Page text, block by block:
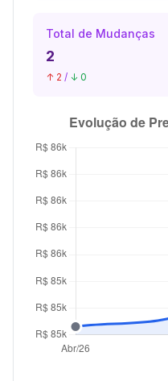
Total de Mudanças
2
↑ 2 / ↓ 0